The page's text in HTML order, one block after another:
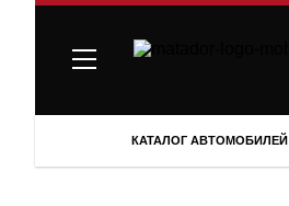
КАТАЛОГ АВТОМОБИЛЕЙ